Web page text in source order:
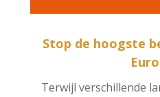
Stop de hoogste
Terwijl verschillende